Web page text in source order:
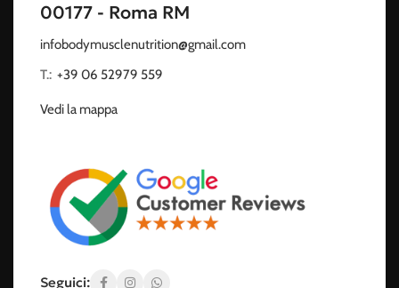
00177 - Roma RM
infobodymusclenutrition@gmail.com
T.: +39 06 52979 559
Vedi la mappa
Seguici: